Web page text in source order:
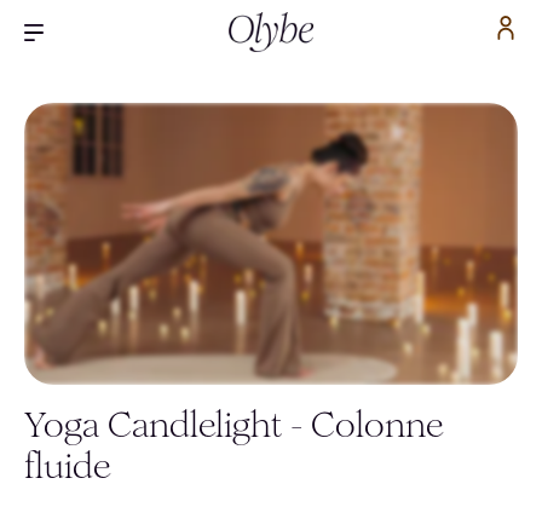
Inscrivez-vous pour accéder gratuitement à la
Yoga Candlelight - Colonne
fluide